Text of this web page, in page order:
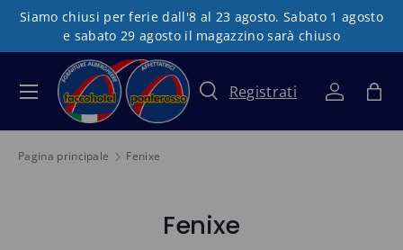
Passa ai contenuti
Siamo chiusi per ferie dall'8 al 23 agosto. Sabato 1 agosto
e sabato 29 agosto il magazzino sarà chiuso
Cerca
Tipo prodotto
CercaRegistrati Accedi
Menu
Pagina principale Fenixe
Fenixe